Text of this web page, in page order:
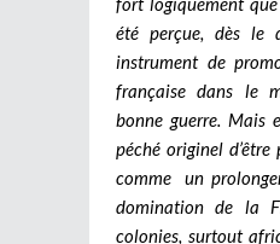
été perçue, dès le
instrument de
française dans le
bonne guerre. Mais
péché originel
comme un
domination de la
colonies, surtout